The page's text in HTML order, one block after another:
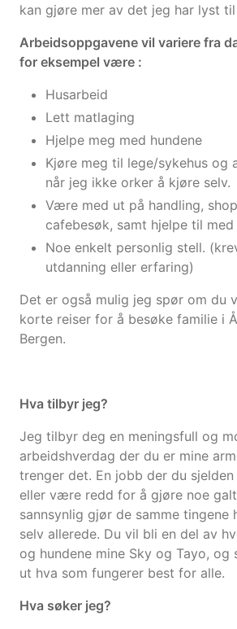
kan gjøre mer av det jeg har lyst
Arbeidsoppgavene vil variere fra
for eksempel være :
Husarbeid
Lett matlaging
Hjelpe meg med hundene
Kjøre meg til lege/sykehus og
når jeg ikke orker å kjøre selv.
Være med ut på handling,
cafebesøk, samt hjelpe til
Noe enkelt personlig stell.
utdanning eller erfaring)
Det er også mulig jeg spør om du
korte reiser for å besøke familie i
Bergen.
Hva tilbyr jeg?
Jeg tilbyr deg en meningsfull og
arbeidshverdag der du er mine
trenger det. En jobb der du
eller være redd for å gjøre noe
sannsynlig gjør de samme tingene
selv allerede. Du vil bli en del av
og hundene mine Sky og Tayo, og
ut hva som fungerer best for alle.
Hva søker jeg?